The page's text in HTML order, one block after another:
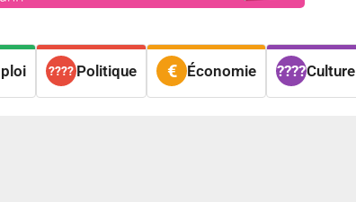
Politique Économie Culture